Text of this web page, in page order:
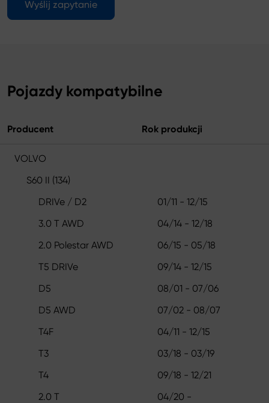
Wyślij zapytanie
Pojazdy kompatybilne
Producent Rok produkcji
VOLVO
S60 II (134)
DRIVe / D2
01/11 - 12/15
3.0 T AWD
04/14 - 12/18
2.0 Polestar AWD
06/15 - 05/18
T5 DRIVe
09/14 - 12/15
D5
08/01 - 07/06
D5 AWD
07/02 - 08/07
T4F
04/11 - 12/15
T3
03/18 - 03/19
T4
09/18 - 12/21
2.0 T
04/20 -